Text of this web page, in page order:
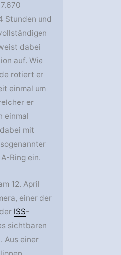
Stunden und
dabei
auf. Wie
rotiert er
einmal um
er
einmal
mit
Ring ein.
12. April
einer der
ISS-
sichtbaren
Aus einer